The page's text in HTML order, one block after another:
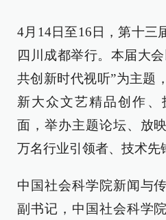
4月14日至16日，第十三
四川成都举行。本届大
共创新时代视听”为主题
新大众文艺精品创作
面，举办主题论坛、放
万名行业引领者、技术先
中国社会科学院新闻与
副书记，中国社会科学